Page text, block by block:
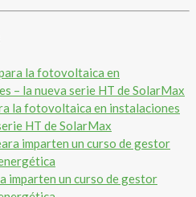
la fotovoltaica en instalaciones
HT de SolarMax
imparten un curso de gestor